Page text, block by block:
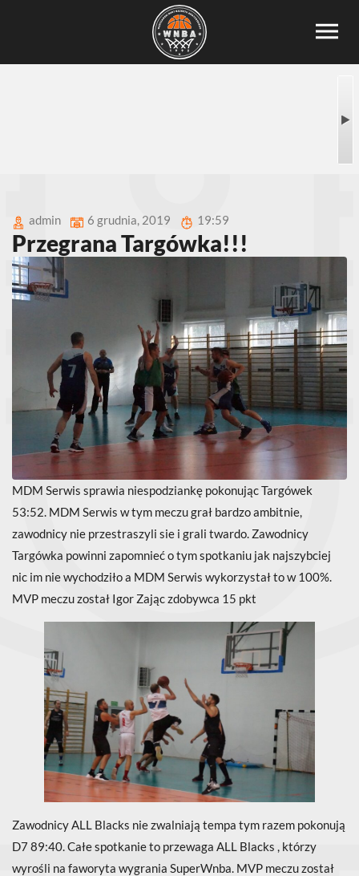
admin 6 grudnia, 2019 19:59
Przegrana Targówka!!!
MDM Serwis sprawia niespodziankę pokonując Targówek
53:52. MDM Serwis w tym meczu grał bardzo ambitnie,
zawodnicy nie przestraszyli sie i grali twardo. Zawodnicy
Targówka powinni zapomnieć o tym spotkaniu jak najszybciej
nic im nie wychodziło a MDM Serwis wykorzystał to w 100%.
MVP meczu został Igor Zając zdobywca 15 pkt
Zawodnicy ALL Blacks nie zwalniają tempa tym razem pokonują
D7 89:40. Całe spotkanie to przewaga ALL Blacks , którzy
wyrośli na faworyta wygrania SuperWnba. MVP meczu został